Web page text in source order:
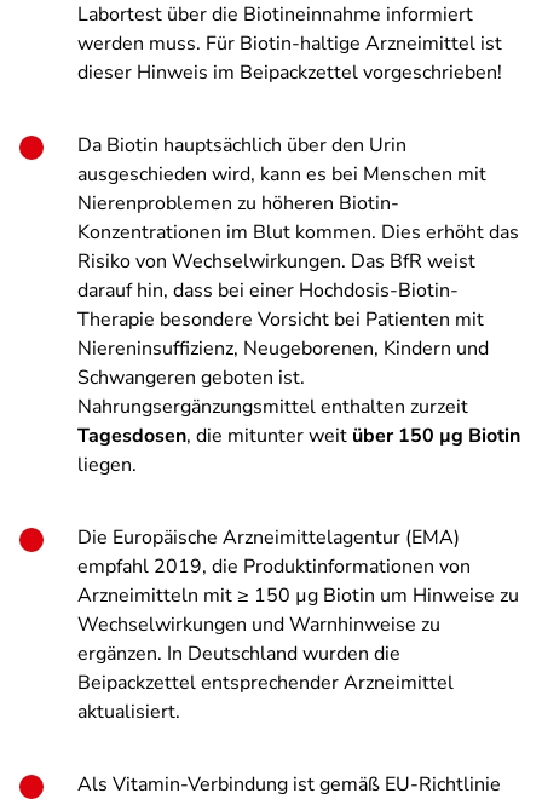
Labortest über die Biotineinnahme informiert
werden muss. Für Biotin-haltige Arzneimittel ist
dieser Hinweis im Beipackzettel vorgeschrieben!
Da Biotin hauptsächlich über den Urin
ausgeschieden wird, kann es bei Menschen mit
Nierenproblemen zu höheren Biotin-
Konzentrationen im Blut kommen. Dies erhöht das
Risiko von Wechselwirkungen. Das BfR weist
darauf hin, dass bei einer Hochdosis-Biotin-
Therapie besondere Vorsicht bei Patienten mit
Niereninsuffizienz, Neugeborenen, Kindern und
Schwangeren geboten ist.
Nahrungsergänzungsmittel enthalten zurzeit
Tagesdosen, die mitunter weit über 150 µg Biotin
liegen.
Die Europäische Arzneimittelagentur (EMA)
empfahl 2019, die Produktinformationen von
Arzneimitteln mit ≥ 150 µg Biotin um Hinweise zu
Wechselwirkungen und Warnhinweise zu
ergänzen. In Deutschland wurden die
Beipackzettel entsprechender Arzneimittel
aktualisiert.
Als Vitamin-Verbindung ist gemäß EU-Richtlinie